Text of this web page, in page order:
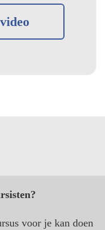
voor je kan doen